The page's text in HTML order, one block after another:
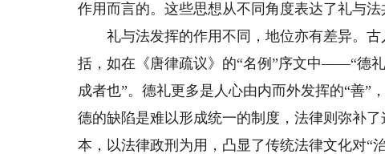
作用而言的。这些思想从不同角度表达了礼与法
礼与法发挥的作用不同，地位亦有差异。古
括，如在《唐律疏议》的“名例”序文中——“德
成者也”。德礼更多是人心由内而外发挥的“善”
德的缺陷是难以形成统一的制度，法律则弥补
本，以法律政刑为用，凸显了传统法律文化对“